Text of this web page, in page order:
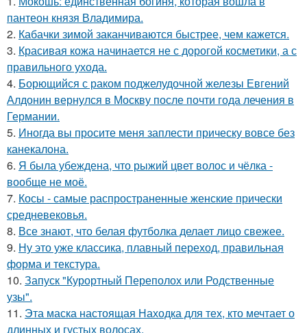
пантеон князя Владимира.
2. Кабачки зимой заканчиваются быстрее, чем кажется.
3. Красивая кожа начинается не с дорогой косметики, а с
правильного ухода.
4. Борющийся с раком поджелудочной железы Евгений
Алдонин вернулся в Москву после почти года лечения в
Германии.
5. Иногда вы просите меня заплести прическу вовсе без
канекалона.
6. Я была убеждена, что рыжий цвет волос и чёлка -
вообще не моё.
7. Косы - самые распространенные женские прически
средневековья.
8. Все знают, что белая футболка делает лицо свежее.
9. Ну это уже классика, плавный переход, правильная
форма и текстура.
10. Запуск "Курортный Переполох или Родственные
узы".
11. Эта маска настоящая Находка для тех, кто мечтает о
длинных и густых волосах.